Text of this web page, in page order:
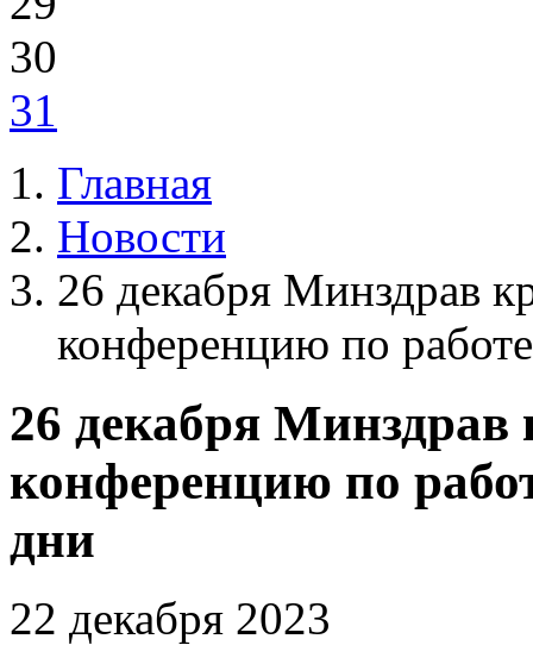
30
31
Главная
Новости
26 декабря Минздрав
конференцию по
26 декабря Минздрав
конференцию по
дни
22 декабря 2023